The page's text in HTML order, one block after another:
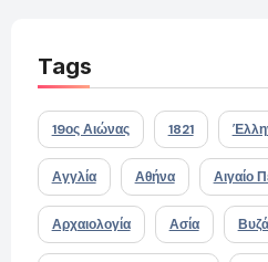
Tags
19ος Αιώνας 1821
Αγγλία Αθήνα Αιγαίο
Αρχαιολογία Ασία